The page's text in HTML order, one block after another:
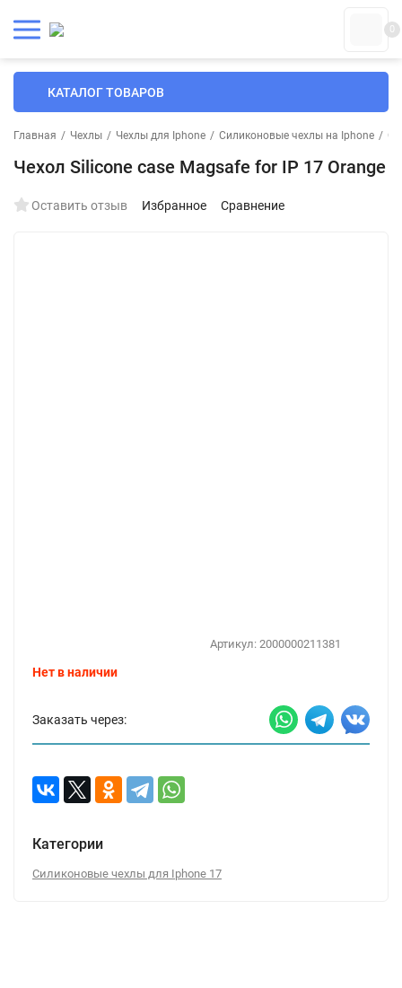
0
КАТАЛОГ ТОВАРОВ
Главная / Чехлы / Чехлы для Iphone / Силиконовые чехлы на Iphone /
Чехол Silicone case Magsafe for IP 17 Orange
Оставить отзыв Избранное Сравнение
Артикул: 2000000211381
Нет в наличии
Заказать через:
Категории
Силиконовые чехлы для Iphone 17